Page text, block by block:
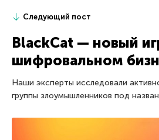
Следующий пост
BlackCat — новый
шифровальном
Наши эксперты исследовали
группы злоумышленников под